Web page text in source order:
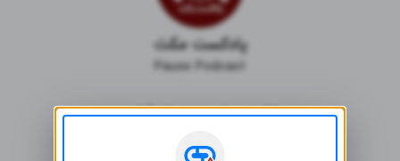
پادکست مکث
Pause Podcast
پادکستی برای چند لحظه تأمل...